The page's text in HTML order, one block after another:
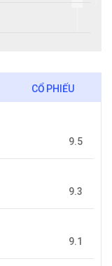
CỔ PHIẾU
9.5
9.3
9.1